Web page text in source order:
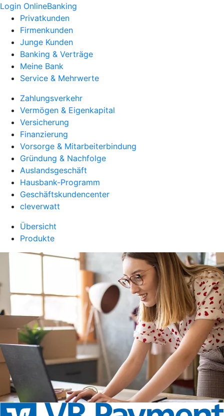
Login OnlineBanking
Privatkunden
Firmenkunden
Junge Kunden
Banking & Verträge
Meine Bank
Service & Mehrwerte
Zahlungsverkehr
Vermögen & Eigenkapital
Versicherung
Finanzierung
Vorsorge & Mitarbeiterbindung
Gründung & Nachfolge
Auslandsgeschäft
Hausbank-Programm
Geschäftskundencenter
cleverwatt
Übersicht
Produkte